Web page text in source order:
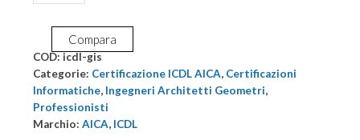
ICDL
quantitàCompara
COD: icdl-gis
Categorie: Certificazione ICDL AICA, Certificazioni
Informatiche, Ingegneri Architetti Geometri,
Professionisti
Marchio: AICA, ICDL